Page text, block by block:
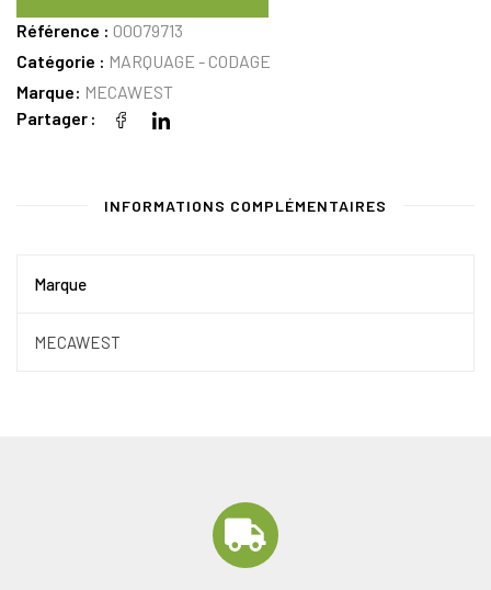
Référence : 00079713
Catégorie : MARQUAGE - CODAGE
Marque: MECAWEST
Partager
INFORMATIONS COMPLÉMENTAIRES
Marque
MECAWEST